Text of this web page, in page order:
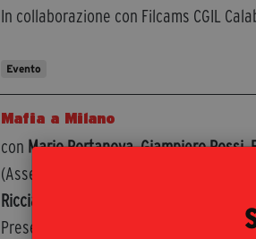
In collaborazione con Filcams CGIL
Evento
Mafia a Milano
con Mario Portanova,Giampiero Rossi,
(Assessore Welfare, Salute e Beni
Ricciardelli
Presentazione del libro di Mario